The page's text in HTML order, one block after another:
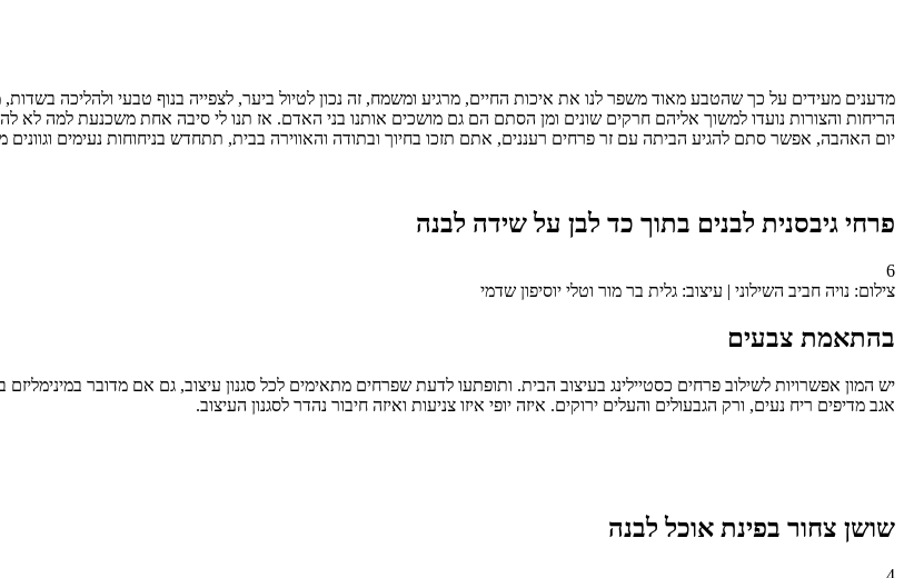
מדענים מעידים על כך שהטבע מאוד משפר לנו את איכות החיים, מרגיע ומשמח, זה נכון לטיול ביער, לצפייה בנוף טבעי ולהליכה
הריחות והצורות נועדו למשוך אליהם חרקים שונים ומן הסתם הם גם מושכים אותנו בני האדם. אז תנו לי סיבה אחת משכנעת למה לא
יום האהבה, אפשר סתם להגיע הביתה עם זר פרחים רעננים, אתם תזכו בחיוך ובתודה והאווירה בבית, תתחדש בניחוחות נעימים וגוונים
פרחי גיבסנית לבנים בתוך כד לבן על שידה לבנה
6
צילום: נויה חביב השילוני | עיצוב: גלית בר מור וטלי יוסיפון שדמי
בהתאמת צבעים
יש המון אפשרויות לשילוב פרחים כסטיילינג בעיצוב הבית. ותופתעו לדעת שפרחים מתאימים לכל סגנון עיצוב, גם אם מדובר
אגב מדיפים ריח נעים, ורק הגבעולים והעלים ירוקים. איזה יופי איזו צניעות ואיזה חיבור נהדר לסגנון העיצוב.
שושן צחור בפינת אוכל לבנה